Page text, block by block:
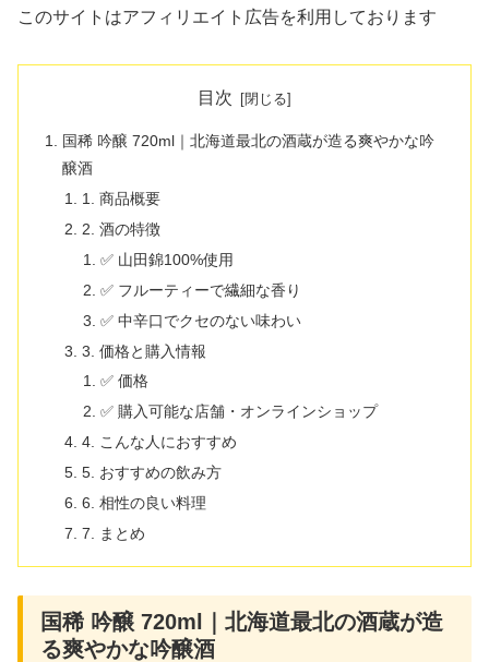
このサイトはアフィリエイト広告を利用しております
目次
国稀 吟醸 720ml｜北海道最北の酒蔵が造る爽やかな吟
醸酒
1. 商品概要
2. 酒の特徴
✅ 山田錦100%使用
✅ フルーティーで繊細な香り
✅ 中辛口でクセのない味わい
3. 価格と購入情報
✅ 価格
✅ 購入可能な店舗・オンラインショップ
4. こんな人におすすめ
5. おすすめの飲み方
6. 相性の良い料理
7. まとめ
国稀 吟醸 720ml｜北海道最北の酒蔵が造
る爽やかな吟醸酒